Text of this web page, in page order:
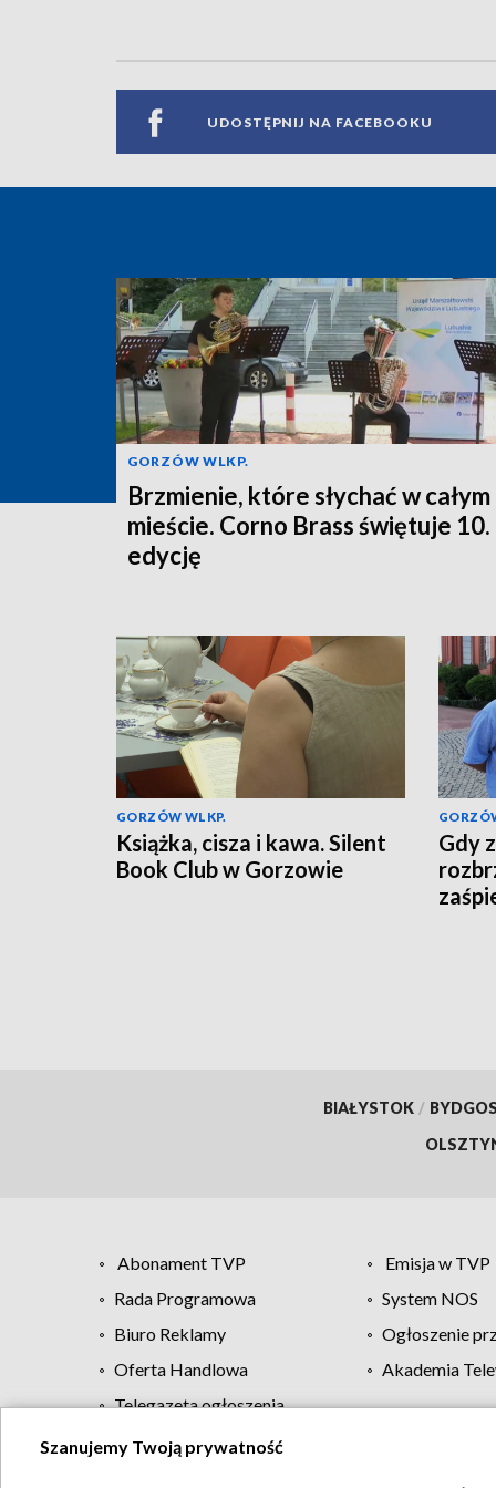
UDOSTĘPNIJ NA FACEBOOKU
GORZÓW WLKP.
Brzmienie, które słychać w całym
mieście. Corno Brass świętuje 10.
edycję
GORZÓW WLKP.
Książka, cisza i kawa. Silent
Book Club w Gorzowie
Gdy
BIAŁYSTOK /
Abonament TVP
Emisja w TVP
Rada Programowa
System NOS
Biuro Reklamy
Ogłoszenie
Oferta Handlowa
Akademia
Telegazeta ogłoszenia
Szanujemy Twoją prywatność